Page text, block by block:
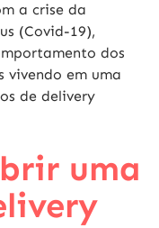
a crise da
(Covid-19),
dos
vivendo em uma
de delivery
uma